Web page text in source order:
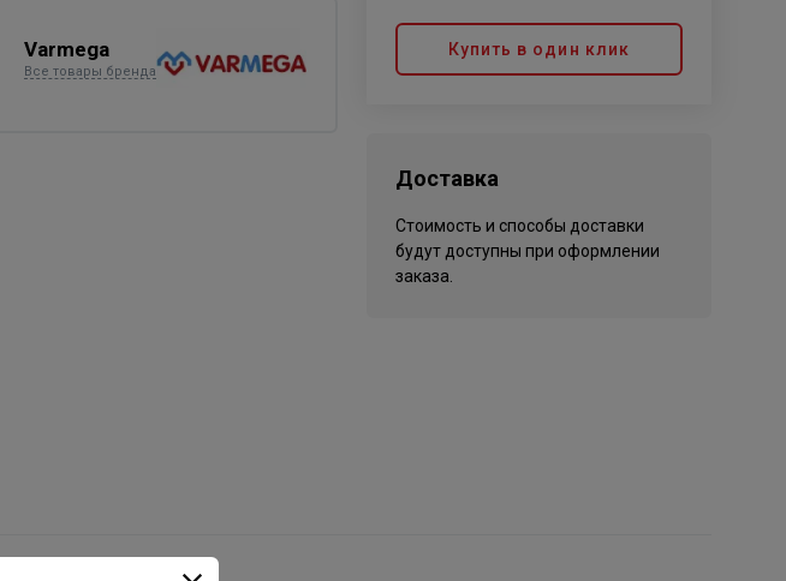
Varmega
Все товары бренда
Купить в один клик
Доставка
Стоимость и способы доставки
будут доступны при оформлении
заказа.